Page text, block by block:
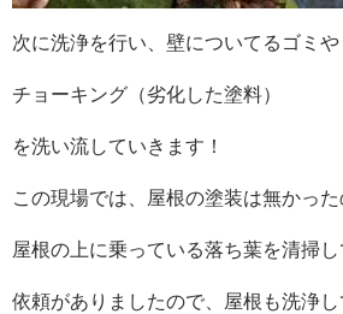
次に洗浄を行い、壁についてるゴミや
チョーキング（劣化した塗料）
を洗い流していきます！
この現場では、屋根の塗装は無かっ
屋根の上に乗っている落ち葉を清掃し
依頼がありましたので、屋根も洗浄し